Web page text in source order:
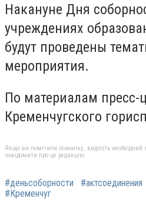
Накануне Дня
учреждениях
будут проведены
мероприятия.
По материалам пресс-
Кременчугского
Якщо ви помітили помилку, виділіть необхідний
повідомити про це редакцію
#деньсоборности #актсоединения
#Кременчуг